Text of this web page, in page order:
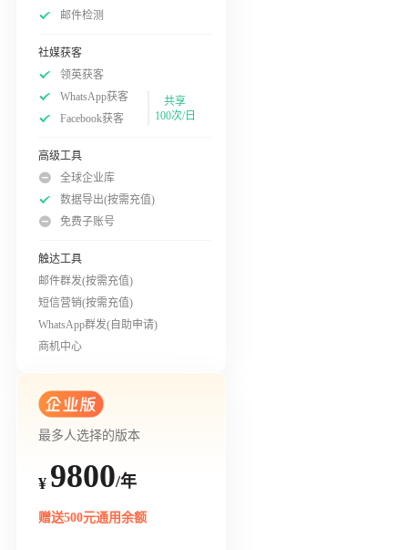
邮件检测
社媒获客
领英获客
WhatsApp获客
Facebook获客
共享
100次/日
高级工具
全球企业库
数据导出(按需充值)
免费子账号
触达工具
邮件群发(按需充值)
短信营销(按需充值)
WhatsApp群发(自助申请)
商机中心
最多人选择的版本
¥ 9800/年
赠送500元通用余额